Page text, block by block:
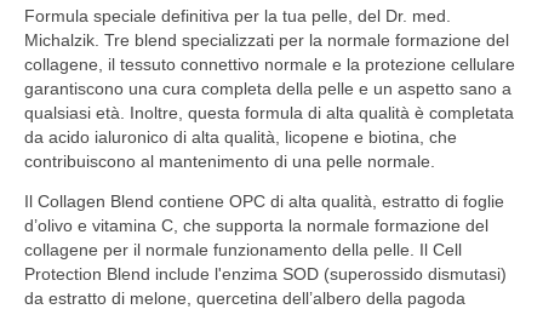
Formula speciale definitiva per la tua pelle, del Dr. med.
Michalzik. Tre blend specializzati per la normale formazione del
collagene, il tessuto connettivo normale e la protezione cellulare
garantiscono una cura completa della pelle e un aspetto sano a
qualsiasi età. Inoltre, questa formula di alta qualità è completata
da acido ialuronico di alta qualità, licopene e biotina, che
contribuiscono al mantenimento di una pelle normale.
Il Collagen Blend contiene OPC di alta qualità, estratto di foglie
d’olivo e vitamina C, che supporta la normale formazione del
collagene per il normale funzionamento della pelle. Il Cell
Protection Blend include l'enzima SOD (superossido dismutasi)
da estratto di melone, quercetina dell’albero della pagoda